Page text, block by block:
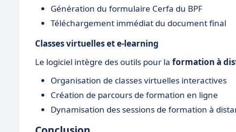
Génération du formulaire Cerfa du BPF
Téléchargement immédiat du document final
Classes virtuelles et e-learning
Le logiciel intègre des outils pour la formation à
Organisation de classes virtuelles interactives
Création de parcours de formation en ligne
Dynamisation des sessions de formation à